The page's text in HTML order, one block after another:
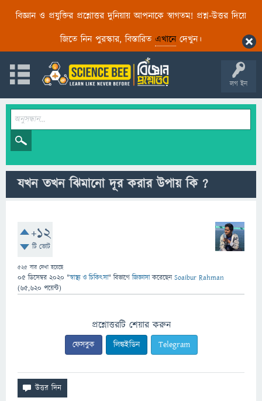
বিজ্ঞান ও প্রযুক্তির প্রশ্নোত্তর দুনিয়ায় আপনাকে স্বাগতম! প্রশ্ন-উত্তর দিয়ে
জিতে নিন পুরস্কার, বিস্তারিত এখানেদেখুন।
লগ ইন
যখন তখন ঝিমানো দূর করার উপায় কি ?
+12
টি ভোট
525 বার দেখা হয়েছে
05 ডিসেম্বর 2020 "স্বাস্থ্য ও চিকিৎসা" বিভাগে জিজ্ঞাসাকরেছেনSoaibur Rahman
(65,620 পয়েন্ট)
প্রশ্নোত্তরটি শেয়ার করুন
ফেসবুক লিঙ্কইডিন Telegram